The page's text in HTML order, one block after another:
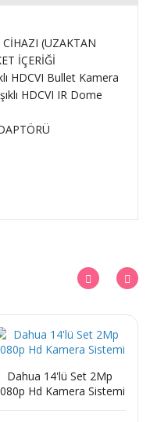
(UZAKTAN
İÇERİĞİ
HDCVI Bullet Kamera
HDCVI IR Dome
Dahua 14'lü Set 2Mp
1080p Hd Kamera Sistemi